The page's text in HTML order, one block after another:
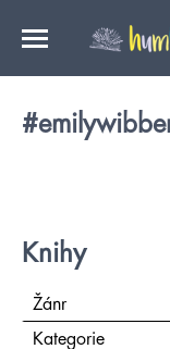
Knihy
Žánr
Kategorie